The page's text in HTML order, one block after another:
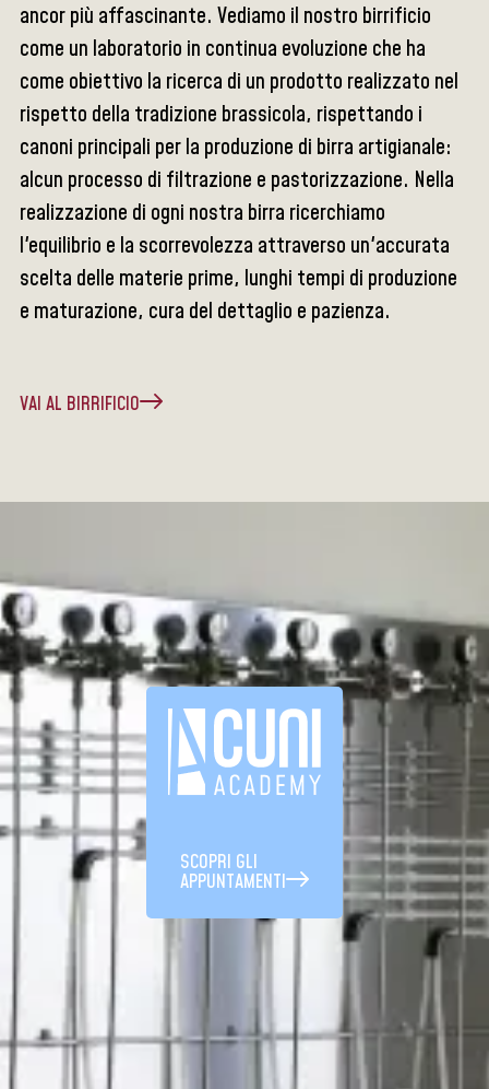
ancor più affascinante. Vediamo il nostro birrificio
come un laboratorio in continua evoluzione che ha
come obiettivo la ricerca di un prodotto realizzato nel
rispetto della tradizione brassicola, rispettando i
canoni principali per la produzione di birra artigianale:
alcun processo di filtrazione e pastorizzazione. Nella
realizzazione di ogni nostra birra ricerchiamo
l'equilibrio e la scorrevolezza attraverso un'accurata
scelta delle materie prime, lunghi tempi di produzione
e maturazione, cura del dettaglio e pazienza.
VAI AL BIRRIFICIO
SCOPRI GLI
APPUNTAMENTI